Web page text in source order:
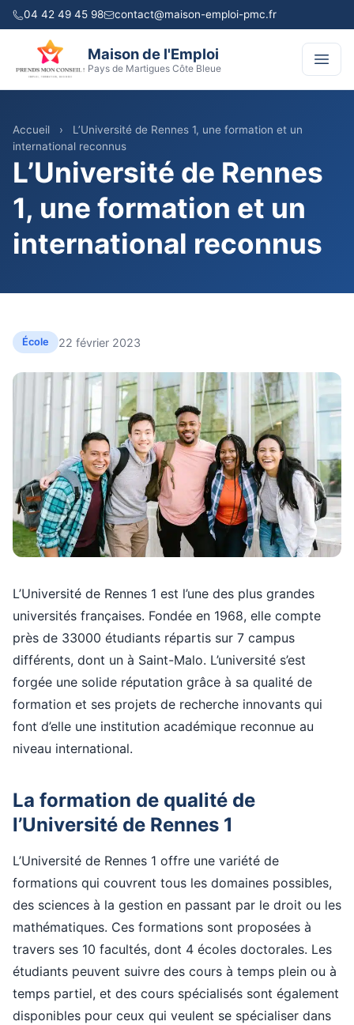
04 42 49 45 98 contact@maison-emploi-pmc.fr
Maison de l'Emploi
Pays de Martigues Côte Bleue
Accueil ›
L’Université de Rennes 1, une formation et un
international reconnus
L’Université de Rennes
1, une formation et un
international reconnus
École 22 février 2023
L’Université de Rennes 1 est l’une des plus grandes
universités françaises. Fondée en 1968, elle compte
près de 33000 étudiants répartis sur 7 campus
différents, dont un à Saint-Malo. L’université s’est
forgée une solide réputation grâce à sa qualité de
formation et ses projets de recherche innovants qui
font d’elle une institution académique reconnue au
niveau international.
La formation de qualité de
l’Université de Rennes 1
L’Université de Rennes 1 offre une variété de
formations qui couvrent tous les domaines possibles,
des sciences à la gestion en passant par le droit ou les
mathématiques. Ces formations sont proposées à
travers ses 10 facultés, dont 4 écoles doctorales. Les
étudiants peuvent suivre des cours à temps plein ou à
temps partiel, et des cours spécialisés sont également
disponibles pour ceux qui veulent se spécialiser dans